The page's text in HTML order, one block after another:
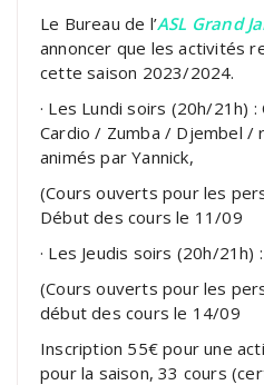
Le Bureau de l’ASL Grand
annoncer que les activités
cette saison 2023/2024.
· Les Lundi soirs (20h/21h)
Cardio / Zumba / Djembel /
animés par Yannick,
(Cours ouverts pour les
Début des cours le 11/09
· Les Jeudis soirs (20h/21h)
(Cours ouverts pour les
début des cours le 14/09
Inscription 55€ pour une
pour la saison, 33 cours